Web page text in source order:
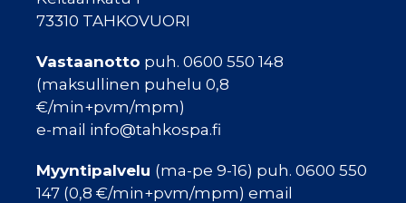
73310 TAHKOVUORI
Vastaanotto puh. 0600 550 148
(maksullinen puhelu 0,8
€/min+pvm/mpm)
e-mail info@tahkospa.fi
Myyntipalvelu (ma-pe 9-16) puh. 0600 550
147 (0,8 €/min+pvm/mpm) email